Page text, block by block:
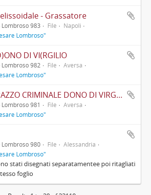
- Grassatore
Lombroso 983 File
Napoli
Lombroso"
DI VI(RGILIO
Lombroso 982 File
Aversa
Lombroso"
DIPINTO DI PAZZO CRIMINALE DONO DI VIRGILIO
981 File
Aversa
Lombroso"
Lombroso 980 File
Alessandria
Lombroso"
stati disegnati separatamentee poi ritagliati
foglio